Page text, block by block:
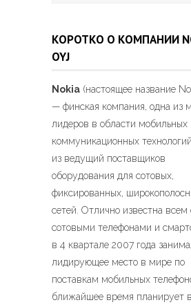
КОРОТКО О КОМПАНИИ
OYJ
Nokia (настоящее название
— финская компания, одна из
лидеров в области мобильных
коммуникационных
из ведущий поставщиков
оборудования для сотовых,
фиксированных,
сетей. Отлично известна всем
сотовыми телефонами и
в 4 квартале 2007 года
лидирующее место в мире по
поставкам мобильных
ближайшее время планирует